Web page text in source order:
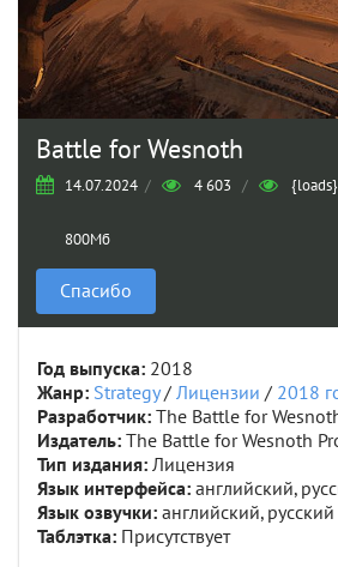
Battle for Wesnoth
14.07.2024 / 4 603 / {loads}
800Мб
Спасибо
Год выпуска: 2018
Жанр: Strategy/ Лицензии / 2018
Разработчик: The Battle for
Издатель: The Battle for Wesnoth
Тип издания: Лицензия
Язык интерфейса: английский,
Язык озвучки: английский, русский
Таблэтка: Присутствует